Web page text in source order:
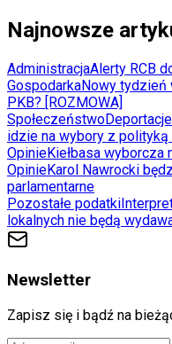
Najnowsze
AdministracjaAlerty RCB
GospodarkaNowy tydzień
PKB? [ROZMOWA]
Społeczeństwo
idzie na wybory z polityką
OpinieKiełbasa
OpinieKarol Nawrocki
parlamentarne
Pozostałe podatki
lokalnych nie będą
Newsletter
Zapisz się i bądź na